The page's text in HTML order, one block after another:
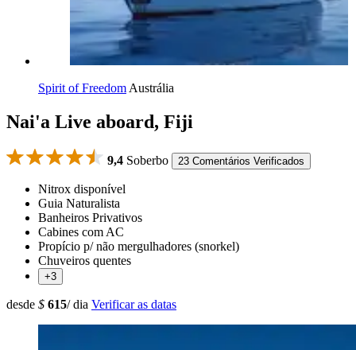
Spirit of Freedom Austrália
Nai'a Live aboard, Fiji
9,4 Soberbo 23 Comentários Verificados
Nitrox disponível
Guia Naturalista
Banheiros Privativos
Cabines com AC
Propício p/ não mergulhadores (snorkel)
Chuveiros quentes
+3
desde $ 615/ dia Verificar as datas